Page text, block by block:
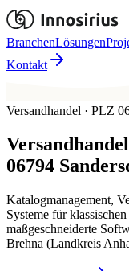
BranchenLösungen
Kontakt
Versandhandel · PLZ
Versandhandel
06794
Katalogmanagement,
Systeme für
maßgeschneiderte
Brehna (Landkreis